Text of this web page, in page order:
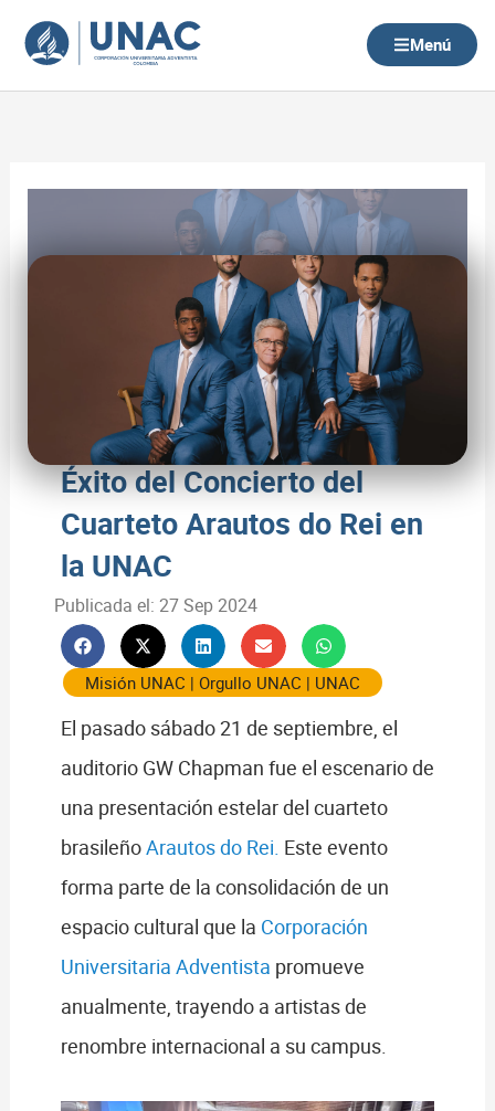
contenido
Menú
Éxito del Concierto del
Cuarteto Arautos do Rei en
la UNAC
Publicada el: 27 Sep 2024
Misión UNAC | Orgullo UNAC | UNAC
El pasado sábado 21 de septiembre, el
auditorio GW Chapman fue el escenario de
una presentación estelar del cuarteto
brasileñoArautos do Rei. Este evento
forma parte de la consolidación de un
espacio cultural que la Corporación
Universitaria Adventista promueve
anualmente, trayendo a artistas de
renombre internacional a su campus.